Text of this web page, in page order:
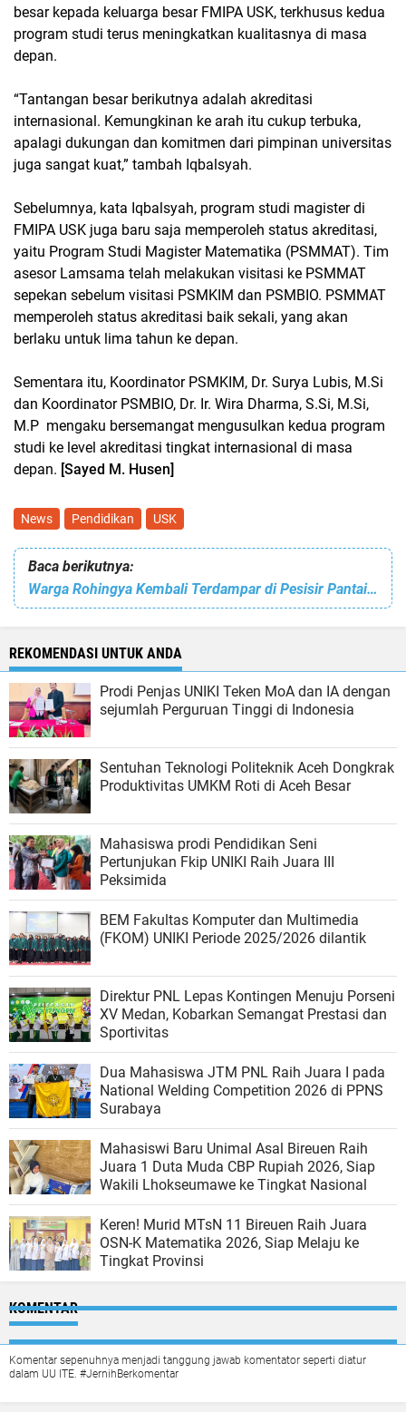
besar kepada keluarga besar FMIPA USK, terkhusus kedua
program studi terus meningkatkan kualitasnya di masa
depan.
“Tantangan besar berikutnya adalah akreditasi
internasional. Kemungkinan ke arah itu cukup terbuka,
apalagi dukungan dan komitmen dari pimpinan universitas
juga sangat kuat,” tambah Iqbalsyah.
Sebelumnya, kata Iqbalsyah, program studi magister di
FMIPA USK juga baru saja memperoleh status akreditasi,
yaitu Program Studi Magister Matematika (PSMMAT). Tim
asesor Lamsama telah melakukan visitasi ke PSMMAT
sepekan sebelum visitasi PSMKIM dan PSMBIO. PSMMAT
memperoleh status akreditasi baik sekali, yang akan
berlaku untuk lima tahun ke depan.
Sementara itu, Koordinator PSMKIM, Dr. Surya Lubis, M.Si
dan Koordinator PSMBIO, Dr. Ir. Wira Dharma, S.Si, M.Si,
M.P mengaku bersemangat mengusulkan kedua program
studi ke level akreditasi tingkat internasional di masa
depan. [Sayed M. Husen]
News Pendidikan USK
Baca berikutnya:
Warga Rohingya Kembali Terdampar di Pesisir Pantai Pidie, Aceh
REKOMENDASI UNTUK ANDA
Prodi Penjas UNIKI Teken MoA dan IA dengan
sejumlah Perguruan Tinggi di Indonesia
Sentuhan Teknologi Politeknik Aceh Dongkrak
Produktivitas UMKM Roti di Aceh Besar
Mahasiswa prodi Pendidikan Seni
Pertunjukan Fkip UNIKI Raih Juara III
Peksimida
BEM Fakultas Komputer dan Multimedia
(FKOM) UNIKI Periode 2025/2026 dilantik
Direktur PNL Lepas Kontingen Menuju Porseni
XV Medan, Kobarkan Semangat Prestasi dan
Sportivitas
Dua Mahasiswa JTM PNL Raih Juara I pada
National Welding Competition 2026 di PPNS
Surabaya
Mahasiswi Baru Unimal Asal Bireuen Raih
Juara 1 Duta Muda CBP Rupiah 2026, Siap
Wakili Lhokseumawe ke Tingkat Nasional
Keren! Murid MTsN 11 Bireuen Raih Juara
OSN-K Matematika 2026, Siap Melaju ke
Tingkat Provinsi
KOMENTAR
Komentar sepenuhnya menjadi tanggung jawab komentator seperti diatur
dalam UU ITE. #JernihBerkomentar